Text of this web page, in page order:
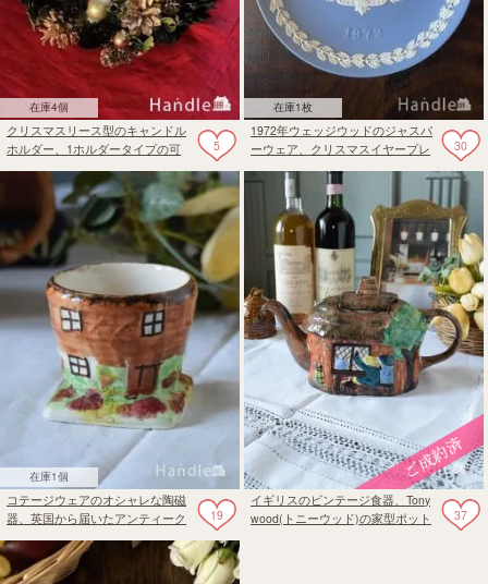
在庫4個
5
クリスマスリース型のキャンドル
ホルダー、1ホルダータイプの可
愛いロウソク入れ
在庫1枚
30
1972年ウェッジウッドのジャスパ
ーウェア、クリスマスイヤープレ
ート（セント・ポール大聖堂）
在庫1個
19
コテージウェアのオシャレな陶磁
器、英国から届いたアンティーク
エッグスタンド
37
イギリスのビンテージ食器、Tony
wood(トニーウッド)の家型ポット